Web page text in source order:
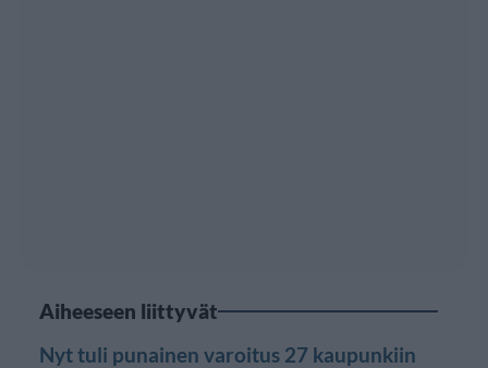
Aiheeseen liittyvät
Nyt tuli punainen varoitus 27 kaupunkiin